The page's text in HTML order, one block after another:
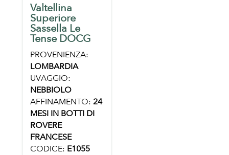
Valtellina
Superiore
Sassella Le
Tense DOCG
PROVENIENZA:
LOMBARDIA
UVAGGIO:
NEBBIOLO
AFFINAMENTO: 24
MESI IN BOTTI DI
ROVERE
FRANCESE
CODICE: E1055